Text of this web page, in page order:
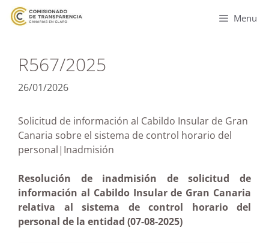
Menu
R567/2025
26/01/2026
Solicitud de información al Cabildo Insular de Gran
Canaria sobre el sistema de control horario del
personal|Inadmisión
Resolución de inadmisión de solicitud de
información al Cabildo Insular de Gran Canaria
relativa al sistema de control horario del
personal de la entidad (07-08-2025)